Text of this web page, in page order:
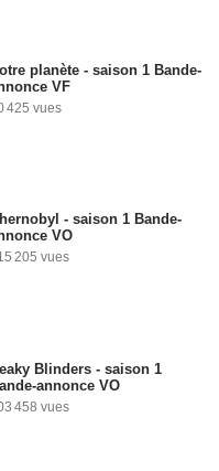
planète - saison 1 Bande-
VF
425 vues
- saison 1 Bande-
VO
205 vues
Blinders - saison 1
annonce VO
458 vues